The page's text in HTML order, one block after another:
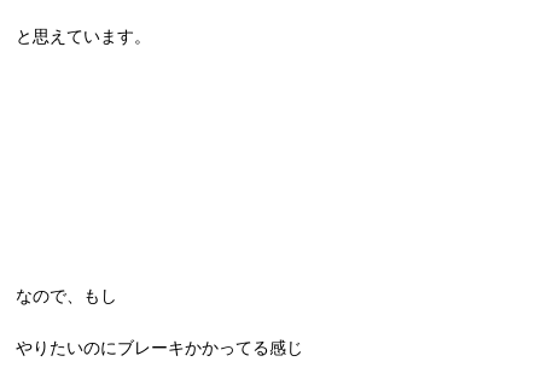
と思えています。
なので、もし
やりたいのにブレーキかかってる感じ